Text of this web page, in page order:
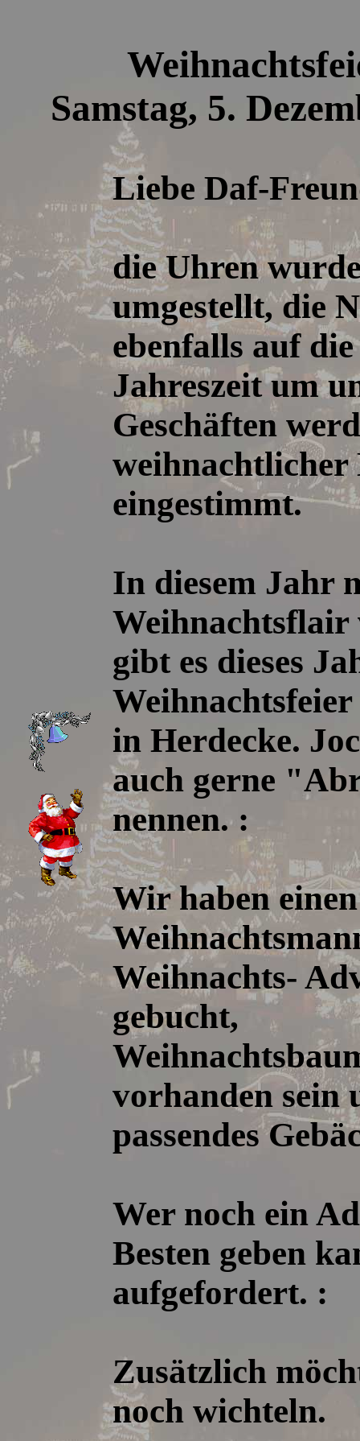
Samstag, 5.
Liebe Daf-
die Uhren
umgestellt, die
ebenfalls auf
Jahreszeit um
Geschäften
weihnachtlicher
eingestimmt.
In diesem Jahr
Weihnachtsflair
gibt es dieses
in Herdecke.
auch gerne
nennen. :
Wir haben einen
Weihnachts-
gebucht,
vorhanden sein
passendes
Wer noch ein
Besten geben
aufgefordert. :
Zusätzlich
noch wichteln.